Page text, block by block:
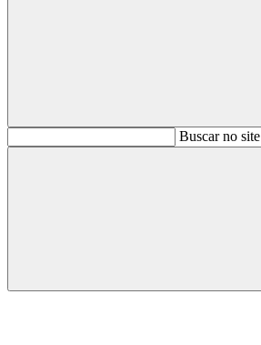
BuscarBuscar no site
Buscar